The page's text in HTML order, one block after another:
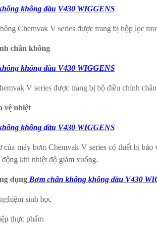
không dầu V430WIGGENS
Chemvak V series được trang bị hộp lọc
chân không
không dầu V430WIGGENS
V series được trang bị bộ điều chỉnh
vệ nhiệt
không dầu V430WIGGENS
của máy bơm Chemvak V series có thiết bị
động khi nhiệt độ giảm xuống.
dụngBơm chân không không dầu V430
sinh học
thực phẩm